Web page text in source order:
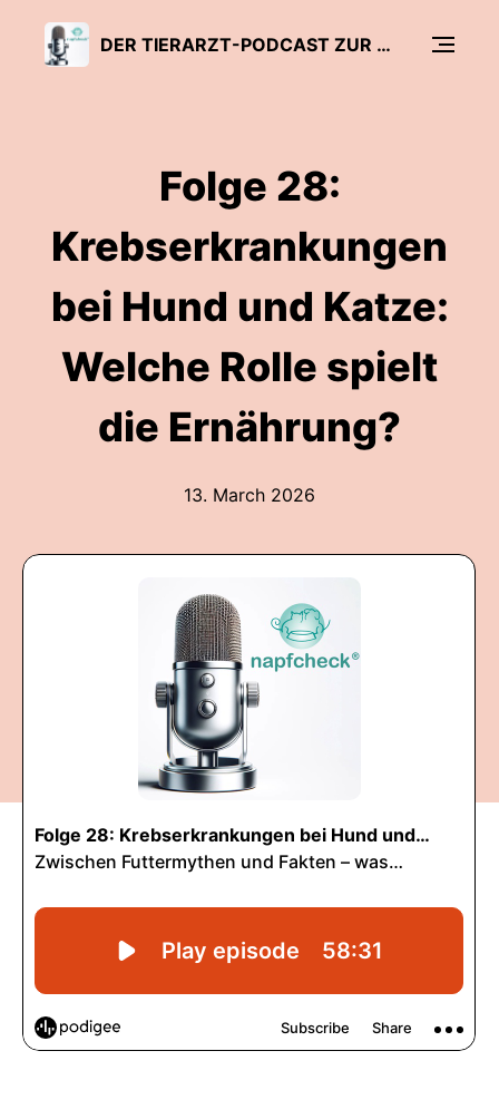
DER TIERARZT-PODCAST ZUR ERNÄHRUNG VON HUNDEN UND KATZEN - NAPFCHECK
Folge 28:
Krebserkrankungen
bei Hund und Katze:
Welche Rolle spielt
die Ernährung?
13. March 2026